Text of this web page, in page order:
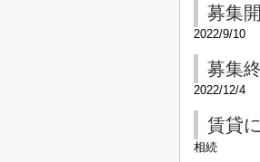
募集
2022/9/10
募集
2022/12/4
賃貸
相続